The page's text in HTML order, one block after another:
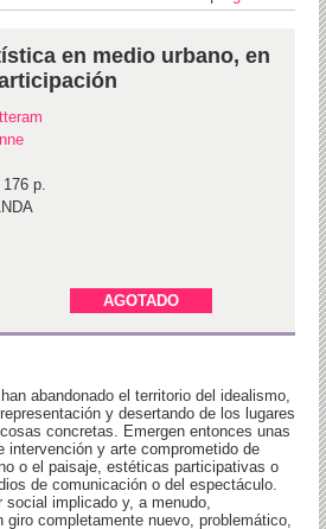
en medio urbano, en
p.
AGOTADO
abandonado el territorio del idealismo,
y desertando de los lugares
concretas. Emergen entonces unas
y arte comprometido de
o el paisaje, estéticas participativas o
de comunicación o del espectáculo.
implicado y, a menudo,
completamente nuevo, problemático,